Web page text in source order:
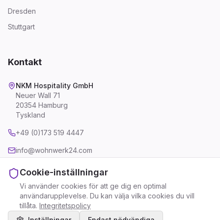
Dresden
Stuttgart
Kontakt
NKM Hospitality GmbH
Neuer Wall 71
20354 Hamburg
Tyskland
+49 (0)173 519 4447
info@wohnwerk24.com
ImpressumIntegritetspolicyAllmänna villkor Cookie-inställningar
©2026 WohnWerk24 - Ett varumärke från NKM Hospitality
Cookie-inställningar
Vi använder cookies för att ge dig en optimal
användarupplevelse. Du kan välja vilka cookies du vill
tillåta. Integritetspolicy